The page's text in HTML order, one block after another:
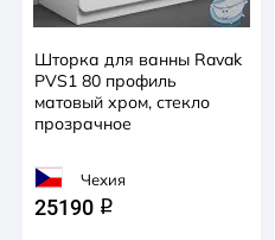
Шторка для ванны Ravak
PVS1 80 профиль
матовый хром, стекло
прозрачное
Чехия
25190 q